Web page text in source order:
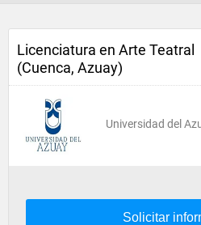
Licenciatura en Arte Teatral
(Cuenca, Azuay)
Universidad del
Solicitar